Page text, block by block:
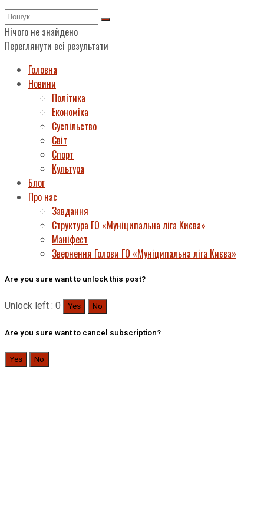
Нічого не знайдено
Переглянути всі результати
Головна
Новини
Політика
Економіка
Суспільство
Світ
Спорт
Культура
Блог
Про нас
Завдання
Структура ГО «Муніципальна ліга Києва»
Маніфест
Звернення Голови ГО «Муніципальна ліга Києва»
Are you sure want to unlock this post?
Unlock left : 0 Yes No
Are you sure want to cancel subscription?
Yes No